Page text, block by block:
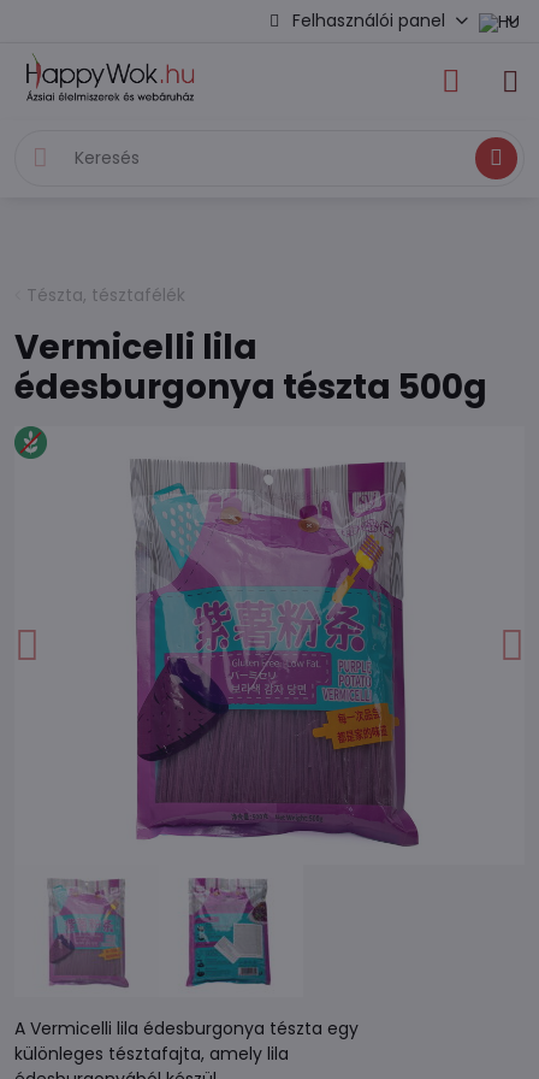
Felhasználói panel
Keresés
Tészta, tésztafélék
Vermicelli lila
édesburgonya tészta 500g
A Vermicelli lila édesburgonya tészta egy
különleges tésztafajta, amely lila